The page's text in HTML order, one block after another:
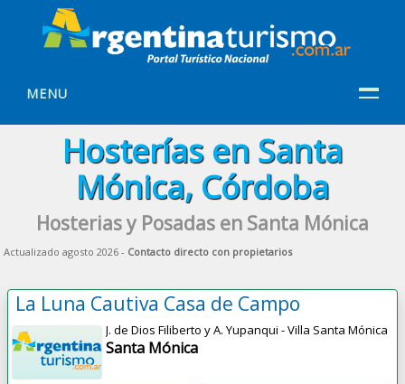
MENU
Hosterías en Santa
Mónica, Córdoba
Hosterias y Posadas en Santa Mónica
Actualizado agosto 2026 - Contacto directo con propietarios
La Luna Cautiva Casa de Campo
J. de Dios Filiberto y A. Yupanqui - Villa Santa Mónica
Santa Mónica